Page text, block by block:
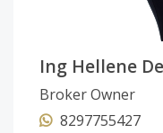
Ing Hellene
Broker Owner
8297755427